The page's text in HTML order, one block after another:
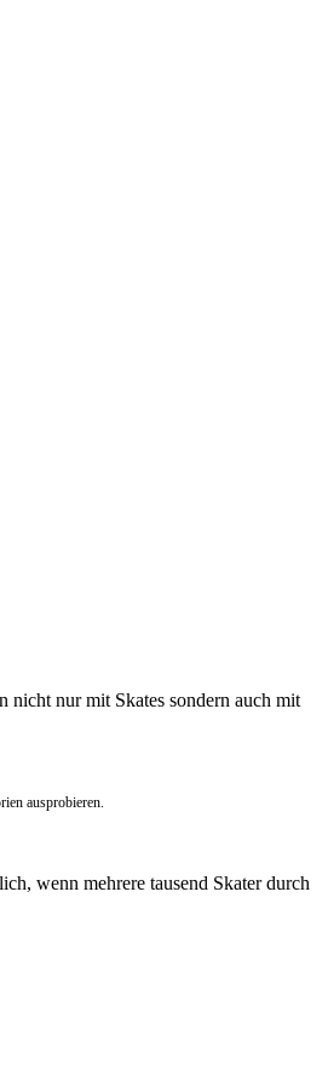
nicht nur mit Skates sondern auch mit
ausprobieren.
wenn mehrere tausend Skater durch